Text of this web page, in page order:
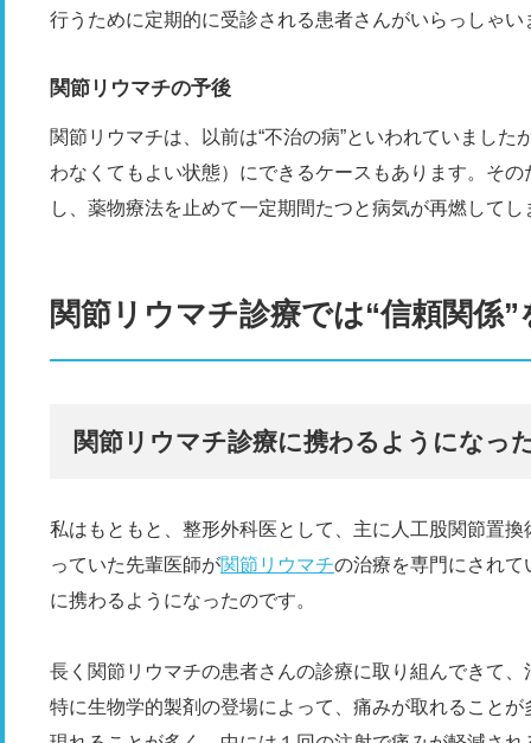
行うために定期的に受診される患者さんがいらっしゃい
関節リウマチの予後
関節リウマチは、以前は“不治の病”といわれていまし
わなくてもよい状態）にできるケースもあります。そ
し、薬物療法を止めて一定期間たつと病気が再燃して
関節リウマチ診療では“信頼関係
関節リウマチ診療に携わるようになっ
私はもともと、整形外科医として、主に人工股関節置
っていた先輩医師が関節リウマチの治療を専門にされ
に携わるようになったのです。
長く関節リウマチの患者さんの診療に取り組んできて
特に生物学的製剤の登場によって、痛みが取れること